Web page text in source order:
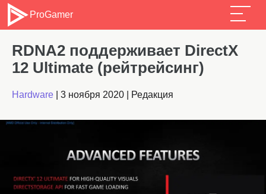
ProGamer
RDNA2 поддерживает DirectX
12 Ultimate (рейтрейсинг)
Hardware 3 ноября 2020 Редакция